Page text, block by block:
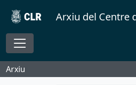
Skip to main content
Arxiu del Centre
Toggle navigation
Arxiu